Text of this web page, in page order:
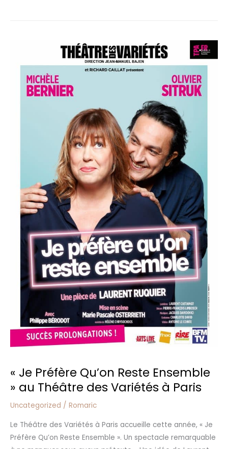
« Je Préfère Qu’on Reste Ensemble
» au Théâtre des Variétés à Paris
Uncategorized / Romaric
Le Théâtre des Variétés à Paris accueille cette année, « Je
Préfère Qu’on Reste Ensemble ». Un spectacle remarquable
Préfère
Qu’on
Reste
Paris